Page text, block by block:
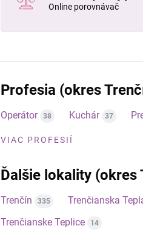
Online porovnávač
Profesia (okres
Operátor 38 Kuchár 37
VIAC PROFESIÍ
Ďalšie lokality (okres
Trenčín 335 Trenčianska
Trenčianske Teplice
14